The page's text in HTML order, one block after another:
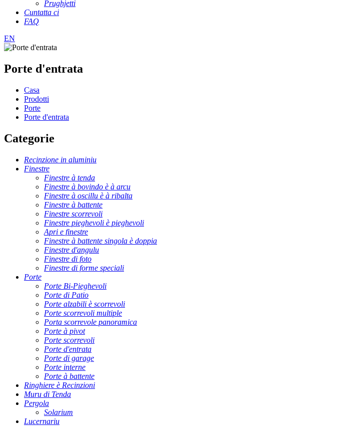
Prughjetti
Cuntatta ci
FAQ
EN
Porte d'entrata
Casa
Prodotti
Porte
Porte d'entrata
Categorie
Recinzione in aluminiu
Finestre
Finestre à tenda
Finestre à bovindo è à arcu
Finestre à oscillu è à ribalta
Finestre à battente
Finestre scorrevoli
Finestre pieghevoli è pieghevoli
Apri e finestre
Finestre à battente singola è doppia
Finestre d'angulu
Finestre di foto
Finestre di forme speciali
Porte
Porte Bi-Pieghevoli
Porte di Patio
Porte alzabili è scorrevoli
Porte scorrevoli multiple
Porta scorrevole panoramica
Porte à pivot
Porte scorrevoli
Porte d'entrata
Porte di garage
Porte interne
Porte à battente
Ringhiere è Recinzioni
Muru di Tenda
Pergola
Solarium
Lucernariu